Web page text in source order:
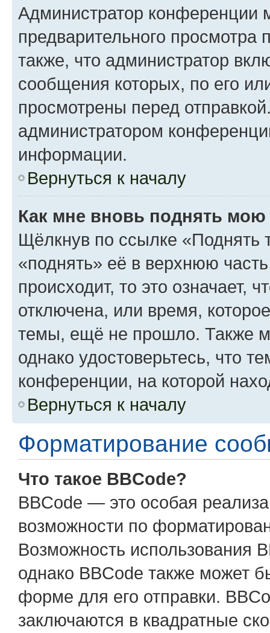
Администратор конференции
предварительного
также, что администратор
сообщения которых, по его
просмотрены перед
администратором
информации.
Вернуться к началу
Как мне вновь поднять мою
Щёлкнув по ссылке «Поднять
«поднять» её в верхнюю
происходит, то это означает,
отключена, или время,
темы, ещё не прошло. Также
однако удостоверьтесь, что
конференции, на которой
Вернуться к началу
Форматирование
Что такое BBCode?
BBCode — это особая
возможности по
Возможность использования
однако BBCode также может
форме для его отправки.
заключаются в квадратные